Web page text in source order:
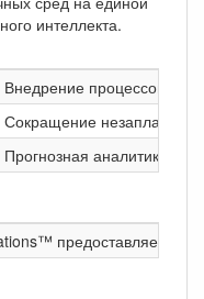
интеллекта.
Внедрение процессов с
Сокращение
Прогнозная аналитика
предоставляет